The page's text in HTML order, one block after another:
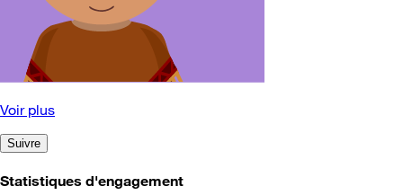
Voir plus
Suivre
Statistiques d'engagement